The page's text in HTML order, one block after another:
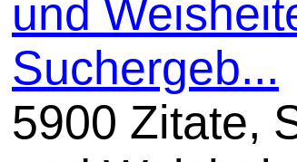
und
Suchergeb...
5900 Zitate,